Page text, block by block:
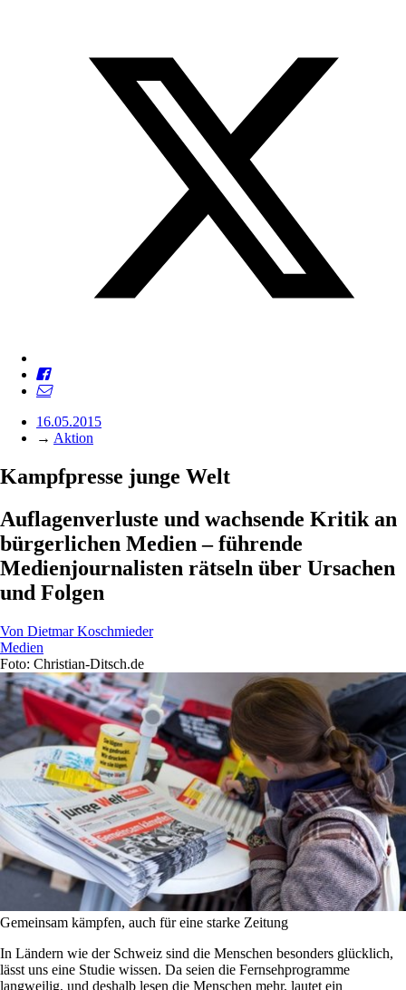
16.05.2015
→ Aktion
Kampfpresse junge Welt
Auflagenverluste und wachsende Kritik an
bürgerlichen Medien – führende
Medienjournalisten rätseln über Ursachen
und Folgen
Von Dietmar Koschmieder
Medien
Foto: Christian-Ditsch.de
Gemeinsam kämpfen, auch für eine starke Zeitung
In Ländern wie der Schweiz sind die Menschen besonders glücklich,
lässt uns eine Studie wissen. Da seien die Fernsehprogramme
langweilig, und deshalb lesen die Menschen mehr, lautet ein